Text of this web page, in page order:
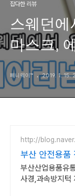
잡다한 리뷰
스웨던에
마스크,
페니웨이™ 2019. 1. 15.
http://
부산 안전용품
부산산업용품유
사경,과속방지턱